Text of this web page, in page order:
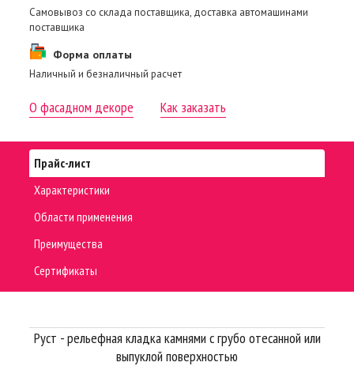
Самовывоз со склада поставщика, доставка автомашинами
поставщика
Форма оплаты
Наличный и безналичный расчет
О фасадном декоре Как заказать
Прайс-лист
Характеристики
Области применения
Преимущества
Сертификаты
Руст - рельефная кладка камнями с грубо отесанной или
выпуклой поверхностью